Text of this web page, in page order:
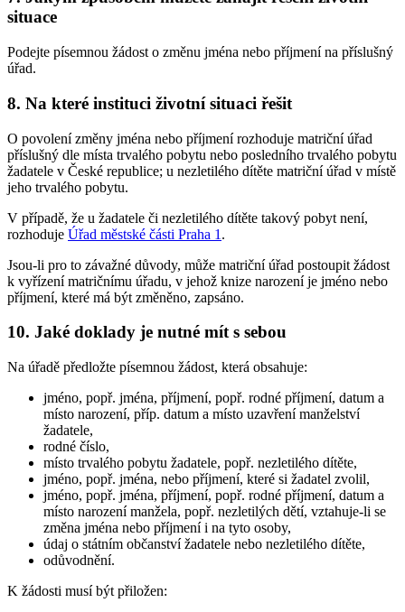
situace
Podejte písemnou žádost o změnu jména nebo příjmení na příslušný
úřad.
8. Na které instituci životní situaci řešit
O povolení změny jména nebo příjmení rozhoduje matriční úřad
příslušný dle místa trvalého pobytu nebo posledního trvalého pobytu
žadatele v České republice; u nezletilého dítěte matriční úřad v místě
jeho trvalého pobytu.
V případě, že u žadatele či nezletilého dítěte takový pobyt není,
rozhoduje Úřad městské části Praha 1 .
Jsou-li pro to závažné důvody, může matriční úřad postoupit žádost
k vyřízení matričnímu úřadu, v jehož knize narození je jméno nebo
příjmení, které má být změněno, zapsáno.
10. Jaké doklady je nutné mít s sebou
Na úřadě předložte písemnou žádost, která obsahuje:
jméno, popř. jména, příjmení, popř. rodné příjmení, datum a
místo narození, příp. datum a místo uzavření manželství
žadatele,
rodné číslo,
místo trvalého pobytu žadatele, popř. nezletilého dítěte,
jméno, popř. jména, nebo příjmení, které si žadatel zvolil,
jméno, popř. jména, příjmení, popř. rodné příjmení, datum a
místo narození manžela, popř. nezletilých dětí, vztahuje-li se
změna jména nebo příjmení i na tyto osoby,
údaj o státním občanství žadatele nebo nezletilého dítěte,
odůvodnění.
K žádosti musí být přiložen: